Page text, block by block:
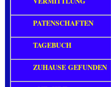
PATENSCHAFTEN
TAGEBUCH
ZUHAUSE GEFUNDEN